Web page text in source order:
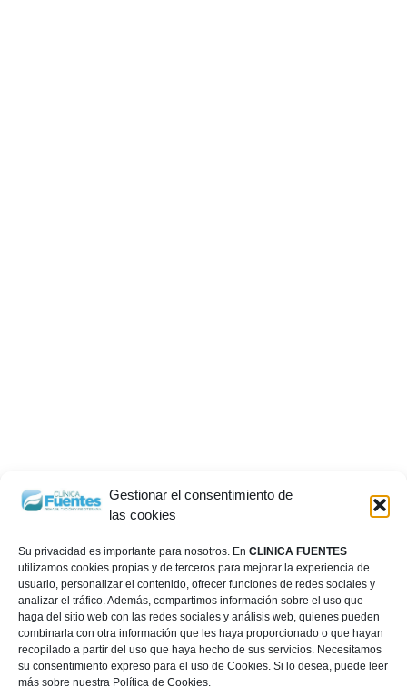
Gestionar el consentimiento de
las cookies
Su privacidad es importante para nosotros. En CLINICA FUENTES
utilizamos cookies propias y de terceros para mejorar la experiencia de
usuario, personalizar el contenido, ofrecer funciones de redes sociales y
analizar el tráfico. Además, compartimos información sobre el uso que
haga del sitio web con las redes sociales y análisis web, quienes pueden
combinarla con otra información que les haya proporcionado o que hayan
recopilado a partir del uso que haya hecho de sus servicios. Necesitamos
su consentimiento expreso para el uso de Cookies. Si lo desea, puede leer
más sobre nuestra Política de Cookies.